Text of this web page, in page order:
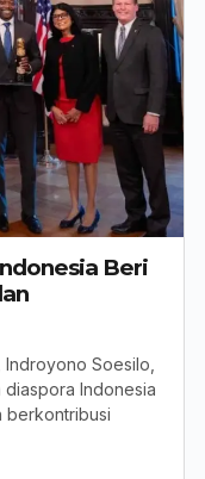
Beri
Indroyono Soesilo,
Indonesia
berkontribusi